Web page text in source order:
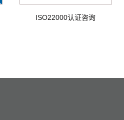
ISO22000认证咨询